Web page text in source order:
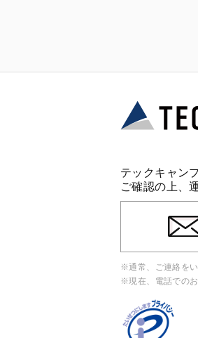
テックキャン
ご確認の上、
※通常、ご連絡を
※現在、電話での